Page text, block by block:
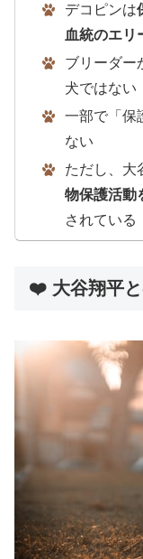
デコピンは
血統のエリ
ブリーダー
犬ではない
一部で「保
ない
ただし、大
物保護活動
されている
❤️ 大谷翔平